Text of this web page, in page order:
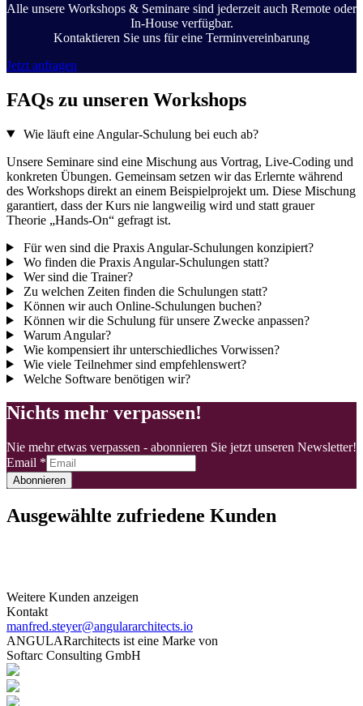
Alle unsere Workshops & Seminare sind jederzeit auch Remote oder
In-House verfügbar.
Kontaktieren Sie uns für eine Terminvereinbarung
Jetzt anfragen
FAQs zu unseren Workshops
Wie läuft eine Angular-Schulung bei euch ab?
Unsere Seminare sind eine Mischung aus Vortrag, Live-Coding und
konkreten Übungen. Gemeinsam setzen wir das Erlernte während
des Workshops direkt an einem Beispielprojekt um. Diese Mischung
garantiert, dass der Kurs nie langweilig wird und statt grauer
Theorie „Hands-On“ gefragt ist.
Für wen sind die Praxis Angular-Schulungen konzipiert?
Wo finden die Praxis Angular-Schulungen statt?
Wer sind die Trainer?
Zu welchen Zeiten finden die Schulungen statt?
Können wir auch Online-Schulungen buchen?
Können wir die Schulung für unsere Zwecke anpassen?
Warum Angular?
Wie kompensiert ihr unterschiedliches Vorwissen?
Wie viele Teilnehmer sind empfehlenswert?
Welche Software benötigen wir?
Nichts mehr verpassen!
Nie mehr etwas verpassen - abonnieren Sie jetzt unseren Newsletter!
Email *
Abonnieren
Ausgewählte zufriedene Kunden
Weitere Kunden anzeigen
Kontakt
manfred.steyer@angulararchitects.io
ANGULARarchitects ist eine Marke von
Softarc Consulting GmbH